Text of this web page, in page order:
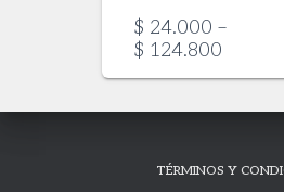
$ 24.000 –
$ 124.800
TÉRMINOS Y